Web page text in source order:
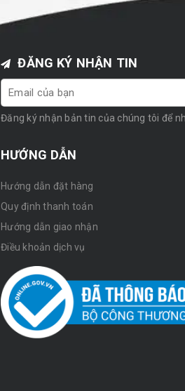
ĐĂNG KÝ NHẬN TIN
Đăng ký nhận bản tin của chúng tôi để
HƯỚNG DẪN
Hướng dẫn đặt hàng
Quy định thanh toán
Hướng dẫn giao nhận
Điều khoản dịch vụ